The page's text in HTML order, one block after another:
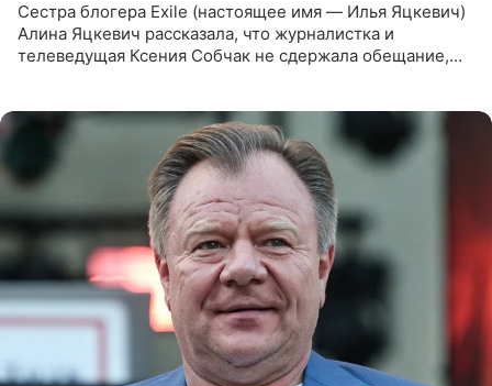
Сестра блогера Exile (настоящее имя — Илья Яцкевич)
Алина Яцкевич рассказала, что журналистка и
телеведущая Ксения Собчак не сдержала обещание,